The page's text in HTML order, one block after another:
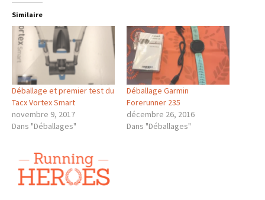
Similaire
Déballage et premier test du
Tacx Vortex Smart
novembre 9, 2017
Dans "Déballages"
Déballage Garmin
Forerunner 235
décembre 26, 2016
Dans "Déballages"